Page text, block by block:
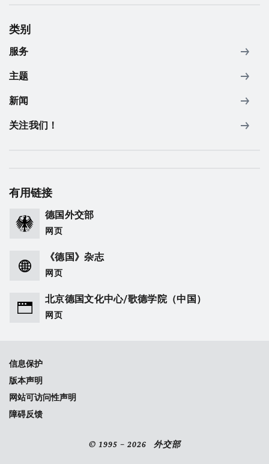
类别
服务
主题
新闻
关注我们！
有用链接
德国外交部
网页
《德国》杂志
网页
北京德国文化中心/歌德学院（中国）
网页
信息保护
版本声明
网站可访问性声明
障碍反馈
© 1995 – 2026 外交部